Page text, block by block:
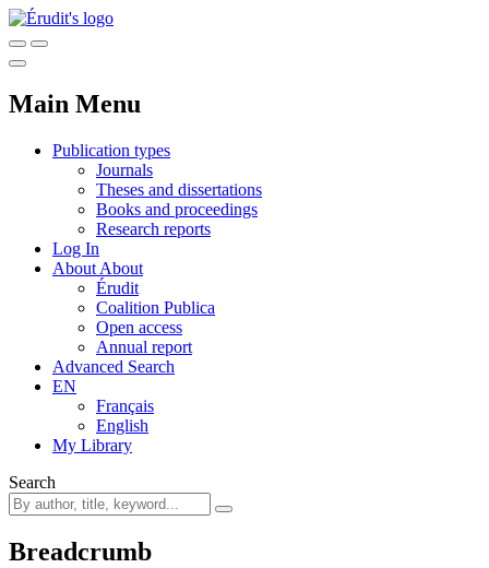
Main Menu
Publication types
Journals
Theses and dissertations
Books and proceedings
Research reports
Log In
About About
Érudit
Coalition Publica
Open access
Annual report
Advanced Search
EN
Français
English
My Library
Search
Breadcrumb